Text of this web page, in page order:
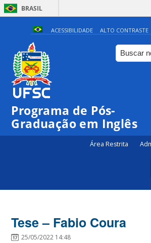
BRASIL
ACESSIBILIDADE ALTO CONTRASTE
Programa de Pós-
Graduação em Inglês
Área Restrita
Tese – Fabio Coura
25/05/2022 14:48